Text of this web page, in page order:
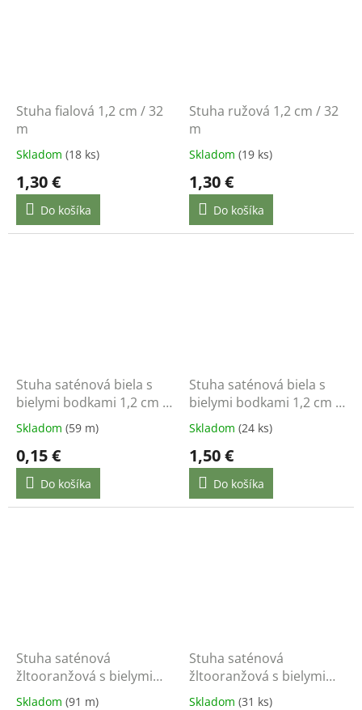
Stuha fialová 1,2 cm / 32
m
Skladom (18 ks)
1,30 €
Do košíka
Stuha ružová 1,2 cm / 32
m
Skladom (19 ks)
1,30 €
Do košíka
Stuha saténová biela s
bielymi bodkami 1,2 cm /
1 m
Skladom (59 m)
0,15 €
Do košíka
Stuha saténová biela s
bielymi bodkami 1,2 cm /
22 m
Skladom (24 ks)
1,50 €
Do košíka
Stuha saténová
žltooranžová s bielymi
bodkami 1,2 cm / 1 m
Skladom (91 m)
Stuha saténová
žltooranžová s bielymi
bodkami 1,2 cm / 22 m
Skladom (31 ks)